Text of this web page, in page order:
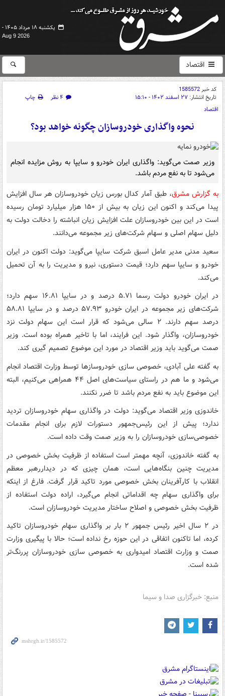
یکشنبه ۱۸ مرداد ۱۴۰۵ -
Aug 9 2026
اقتصاد
کد خبر1585572
تاریخ انتشار: ۲۷ اسفند ۱۴۰۲ - ۱۵:۱۰ ۴ نظر
چاپ
اقتصاد
نحوه واگذاری خودروسازان چگونه خواهد بود؟
وزیر صمت می‌گوید: واگذاری ایران خودرو و سایپا به روش مزایده انجام
می‌شود تا به نفع مردم باشد.
به گزارش مشرق، طبق آمار کدال بورس زیان خودروسازان هر سال افزایش
پیدا می‌کند و اکنون این زیان به بیش از ۱۵۰ هزار میلیارد تومان رسیده
است در این بین خودروسازان علت افزایش زیان انباشته را دخالت دولت به
دلیل سهام اصلی و سهام شرکت‌های زیر مجموعه می‌دانند.
سعید مدنی مدیر عامل اسبق شرکت سایپا می‌گوید: دولت اکنون در ایران
خودرو و سایپا سهم دارد؛ قیمت دستوری، نیرو و مدیریت را به آن تحمیل
می‌کند.
در ایران خودرو دولت رسما ۵.۷۱ درصد و در سایپا ۱۶.۸۱ سهم دارد؛
شرکت‌های زیر مجموعه در ایران خودرو ۵۷.۹۳ درصد و در سایپا ۵۸.۸۱
درصد سهم دارند. ۲ سالی می‌شود که قرار است این سهام دولت نزد
خودروسازان، واگذار شود. این فرایند، اما با تاخیر همراه بوده است. وزیر
صمت می‌گوید باید وزیر اقتصاد در مورد این موضوع تصمیم گیری کند.
به گفته علی آبادی، خصوصی سازی خودروسازها توسط وزارت اقتصاد انجام
می‌شود و ما هم در راستای سیاست‌های اصل ۴۴ همراهی می‌کنیم، البته
این موضوع باید به نفع مردم باشد تا ضرر نکنند.
خاندوزی وزیر اقتصاد می‌گوید: دولت در واگذاری سهام خودروسازان تردید
ندارد؛ پیش از این رئیس‌جمهور دستورات لازم برای انجام مقدمات
خصوصی‌سازی خودروسازان را به وزیر صمت وقت داده است.
به گفته خاندوزی، آنچه مهمتر است استفاده از ظرفیت بخش خصوصی در
مدیریت چنین بنگاه‌هایی است، همان چیزی که در دیداررهبر معظم
انقلاب با کارآفرینان بخش خصوصی مورد تاکید قرار گرفت. فارغ از اینکه
برای واگذاری سهام چه اقداماتی انجام می‌گیرد، اراده دولت استفاده از
ظرفیت بخش خصوصی و اصلاح ساختار مدیریت خودروسازان است.
در ۲ سال اخیر رئیس جمهور ۲ بار بر واگذاری سهام خودروسازان تاکید
کرده، اما تاکنون اتفاقی در این حوزه رخ نداده است؛ حالا با پیگیری وزارت
صمت و وزارت اقتصاد امیدواری به خصوصی سازی خودروسازان پررنگ‌تر
شده است.
منبع: خبرگزاری صدا و سیما